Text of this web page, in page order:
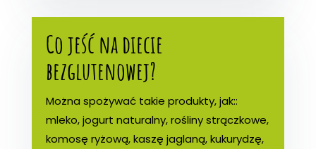
Co jeść na diecie
bezglutenowej?
Można spożywać takie produkty, jak::
mleko, jogurt naturalny, rośliny strączkowe,
komosę ryżową, kaszę jaglaną, kukurydzę,